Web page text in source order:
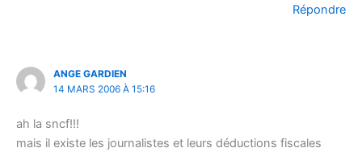
Répondre
ANGE GARDIEN
14 MARS 2006 À 15:16
ah la sncf!!!
mais il existe les journalistes et leurs déductions fiscales